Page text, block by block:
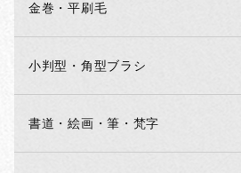
金巻・平刷毛
小判型・角型ブラシ
書道・絵画・筆・梵字